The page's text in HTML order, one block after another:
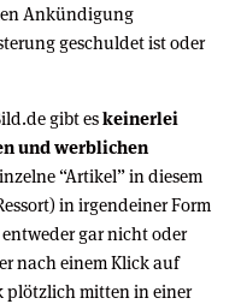
Ankündigung
geschuldet ist oder
gibt eskeinerlei
und werblichen
“Artikel” in diesem
in irgendeiner Form
gar nicht oder
nach einem Klick auf
plötzlich mitten in einer